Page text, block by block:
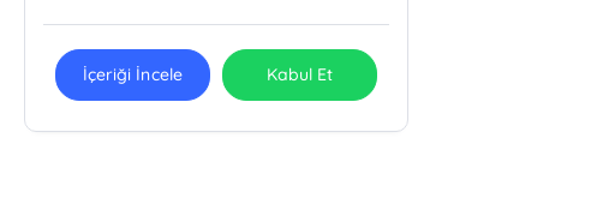
İçeriği İncele Kabul Et